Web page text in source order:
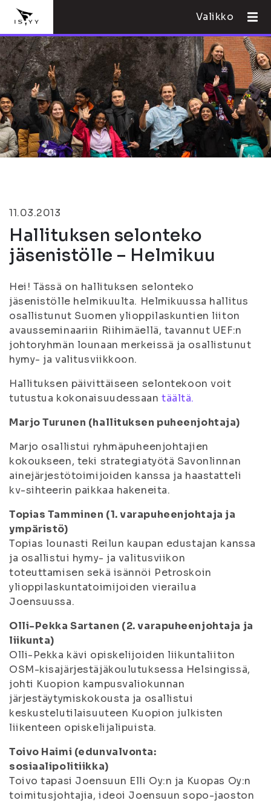
Valikko
11.03.2013
Hallituksen selonteko
jäsenistölle – Helmikuu
Hei! Tässä on hallituksen selonteko
jäsenistölle helmikuulta. Helmikuussa hallitus
osallistunut Suomen ylioppilaskuntien liiton
avausseminaariin Riihimäellä, tavannut UEF:n
johtoryhmän lounaan merkeissä ja osallistunut
hymy- ja valitusviikkoon.
Hallituksen päivittäiseen selontekoon voit
tutustua kokonaisuudessaantäältä.
Marjo Turunen (hallituksen puheenjohtaja)
Marjo osallistui ryhmäpuheenjohtajien
kokoukseen, teki strategiatyötä Savonlinnan
ainejärjestötoimijoiden kanssa ja haastatteli
kv-sihteerin paikkaa hakeneita.
Topias Tamminen (1. varapuheenjohtaja ja
ympäristö)
Topias lounasti Reilun kaupan edustajan kanssa
ja osallistui hymy- ja valitusviikon
toteuttamisen sekä isännöi Petroskoin
ylioppilaskuntatoimijoiden vierailua
Joensuussa.
Olli-Pekka Sartanen (2. varapuheenjohtaja ja
liikunta)
Olli-Pekka kävi opiskelijoiden liikuntaliiton
OSM-kisajärjestäjäkoulutuksessa Helsingissä,
johti Kuopion kampusvaliokunnan
järjestäytymiskokousta ja osallistui
keskustelutilaisuuteen Kuopion julkisten
liikenteen opiskelijalipuista.
Toivo Haimi (edunvalvonta:
sosiaalipolitiikka)
Toivo tapasi Joensuun Elli Oy:n ja Kuopas Oy:n
toimitusjohtajia, ideoi Joensuun sopo-jaoston